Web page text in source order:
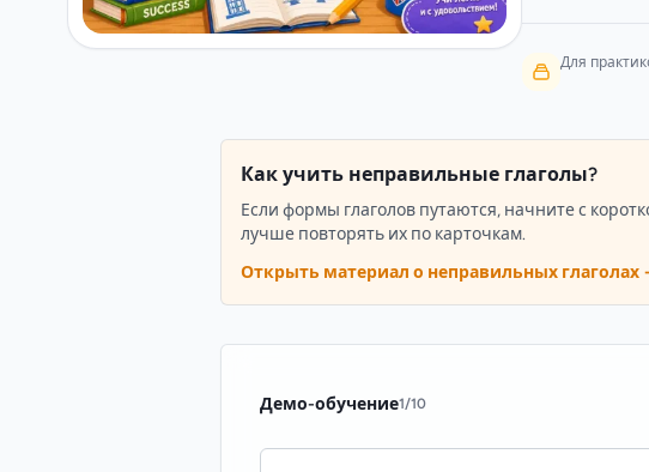
Для
Как учить неправильные глаголы?
Если формы глаголов путаются, начните с
лучше повторять их по карточкам.
Открыть материал о неправильных глаголах
Демо-обучение1/10